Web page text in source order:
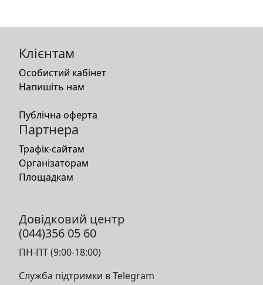
Клієнтам
Особистий кабінет
Напишіть нам
Публічна оферта
Партнера
Трафік-сайтам
Організаторам
Площадкам
Довідковий центр
(044)356 05 60
ПН-ПТ (9:00-18:00)
Служба підтримки в Telegram